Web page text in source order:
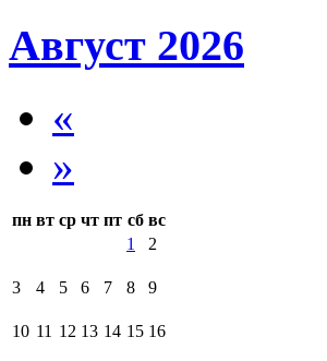
Август 2026
«
»
пн вт ср чт пт сб вс
1
2
3 4 5 6 7 8 9
10 11 12 13 14 15 16